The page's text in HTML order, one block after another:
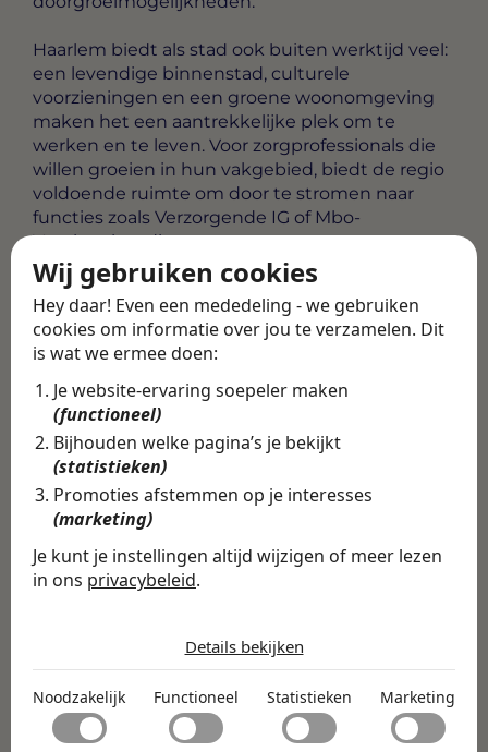
Wij gebruiken cookies
Hey daar! Even een mededeling - we gebruiken
cookies om informatie over jou te verzamelen. Dit
is wat we ermee doen:
Je website-ervaring soepeler maken
(functioneel)
Bijhouden welke pagina’s je bekijkt
(statistieken)
Promoties afstemmen op je interesses
(marketing)
Je kunt je instellingen altijd wijzigen of meer lezen
in ons privacybeleid.
Noodzakelijk
Noodzakelijke cookies helpen een website bruikbaar te
maken door basisfuncties zoals paginanavigatie en
Functioneel
Details bekijken
Noodzakelijk Functioneel Statistieken Marketing
Haarlem biedt als stad ook buiten werktijd veel:
een levendige binnenstad, culturele
voorzieningen en een groene woonomgeving
maken het een aantrekkelijke plek om te
werken en te leven. Voor zorgprofessionals die
willen groeien in hun vakgebied, biedt de regio
voldoende ruimte om door te stromen naar
functies zoals Verzorgende IG of Mbo-
Verpleegkundige.
Alle vacatures
Deel deze vacature
Vind de volledige
vacature in de
Swipe4Work app
In de Swipe4Work-app vind je
honderden andere vacatures
op basis van jouw skills,
ambities en voorkeuren.